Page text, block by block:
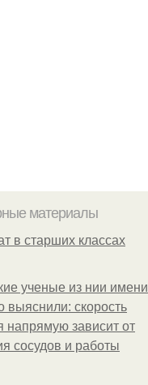
материалы
в старших классах
ученые из нии имени
выяснили: скорость
напрямую зависит от
сосудов и работы